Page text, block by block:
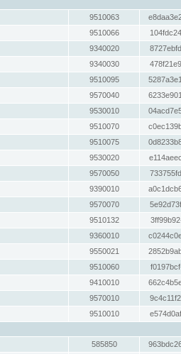
9510063
9510066
9340020
9340030
9510095
9570040
9530010
9510070
9510075
9530020
9570050
9390010
9570070
9510132
9360010
9550021
9510060
9410010
9570010
9510010
585850